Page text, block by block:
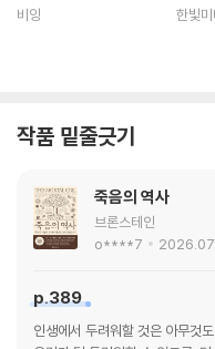
비잉 한빛
작품 밑줄긋기
죽음의 역사
브론스테인
o****7
p.389
인생에서 두려워할 것은 아무것